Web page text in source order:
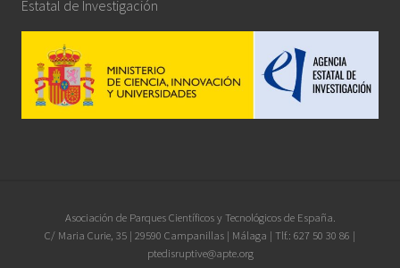
Estatal de Investigación
Footer
Asociación de Parques Científicos y Tecnológicos de España.
C/ Maria Curie, 35 | 29590 Campanillas | Málaga | Tlf.: 627 50 30 86 |
ptedisruptive@apte.org